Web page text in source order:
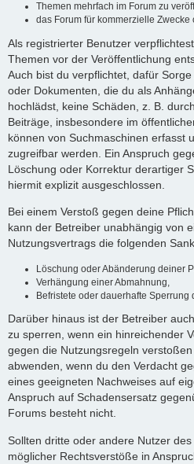
Themen mehrfach im Forum zu
das Forum für kommerzielle
Als registrierter Benutzer
Themen vor der Veröffentlichung
Auch bist du verpflichtet, dafür
oder Dokumenten, die du als
hochlädst, keine Schäden, z. B.
Beiträge, insbesondere im
können von Suchmaschinen erfasst
zugreifbar werden. Ein Anspruch
Löschung oder Korrektur derartiger
hiermit explizit ausgeschlossen.
Bei einem Verstoß gegen deine
kann der Betreiber unabhängig von
Nutzungsvertrags die folgenden
Löschung oder Abänderung deiner
Verhängung einer Abmahnung,
Befristete oder dauerhafte Sperrung
Darüber hinaus ist der Betreiber
zu sperren, wenn ein hinreichender
gegen die Nutzungsregeln
abwenden, wenn du den Verdacht
eines geeigneten Nachweises auf
Anspruch auf Schadensersatz
Forums besteht nicht.
Sollten dritte oder andere Nutzer
möglicher Rechtsverstöße in